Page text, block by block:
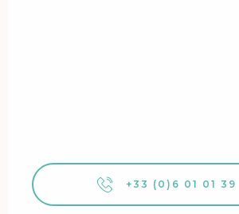
+33 (0)6 01 01 39